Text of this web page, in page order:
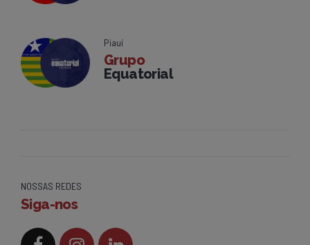
Piauí
Grupo
Equatorial
NOSSAS REDES
Siga-nos